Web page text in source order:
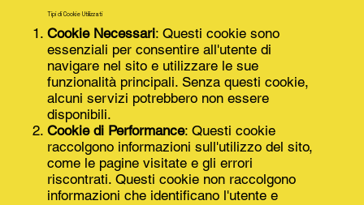
Tipi di Cookie Utilizzati
Cookie Necessari: Questi cookie sono
essenziali per consentire all'utente di
navigare nel sito e utilizzare le sue
funzionalità principali. Senza questi cookie,
alcuni servizi potrebbero non essere
disponibili.
Cookie di Performance: Questi cookie
raccolgono informazioni sull'utilizzo del sito,
come le pagine visitate e gli errori
riscontrati. Questi cookie non raccolgono
informazioni che identificano l'utente e